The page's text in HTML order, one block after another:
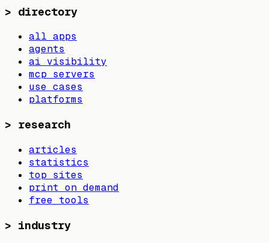
> directory
all apps
agents
ai visibility
mcp servers
use cases
platforms
> research
articles
statistics
top sites
print on demand
free tools
> industry